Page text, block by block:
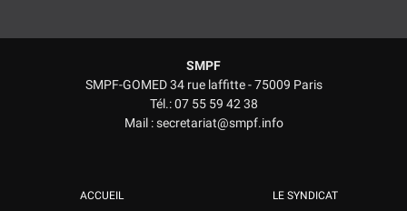
SMPF
SMPF-GOMED 34 rue laffitte - 75009 Paris
Tél.: 07 55 59 42 38
Mail : secretariat@smpf.info
ACCUEIL LE SYNDICAT